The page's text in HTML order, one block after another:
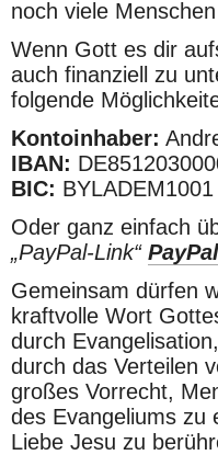
noch viele
Wenn Gott es dir
auch finanziell zu
folgende
Kontoinhaber:
IBAN:
BIC: BYLADEM1001
Oder ganz einfach
„PayPal-Link“
Gemeinsam dürfen
kraftvolle Wort
durch
durch das Verteilen
großes Vorrecht,
des Evangeliums zu
Liebe Jesu zu